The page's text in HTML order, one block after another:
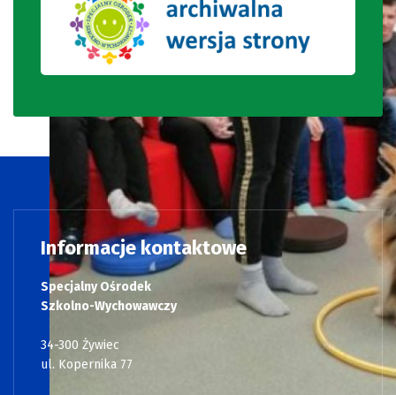
Informacje kontaktowe
Specjalny Ośrodek
Szkolno-Wychowawczy
34-300 Żywiec
ul. Kopernika 77